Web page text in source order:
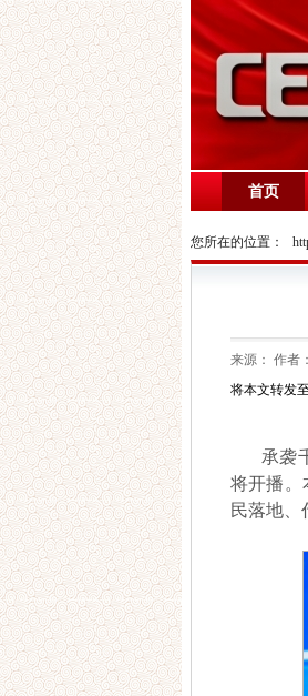
首页
您所在的位置：
来源： 作者
将本文转发至
承袭
将开播。
民落地、